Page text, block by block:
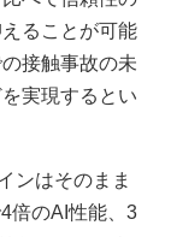
ることが可能
接触事故の未
実現するとい
ンはそのまま
倍のAI性能、3